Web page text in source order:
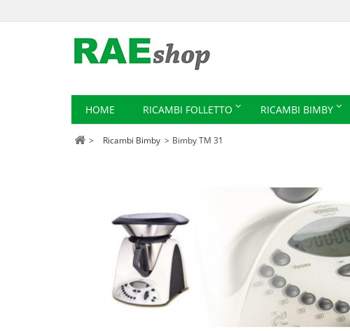
HOME RICAMBI FOLLETTO RICAMBI BIMBY
> Ricambi Bimby > Bimby TM 31